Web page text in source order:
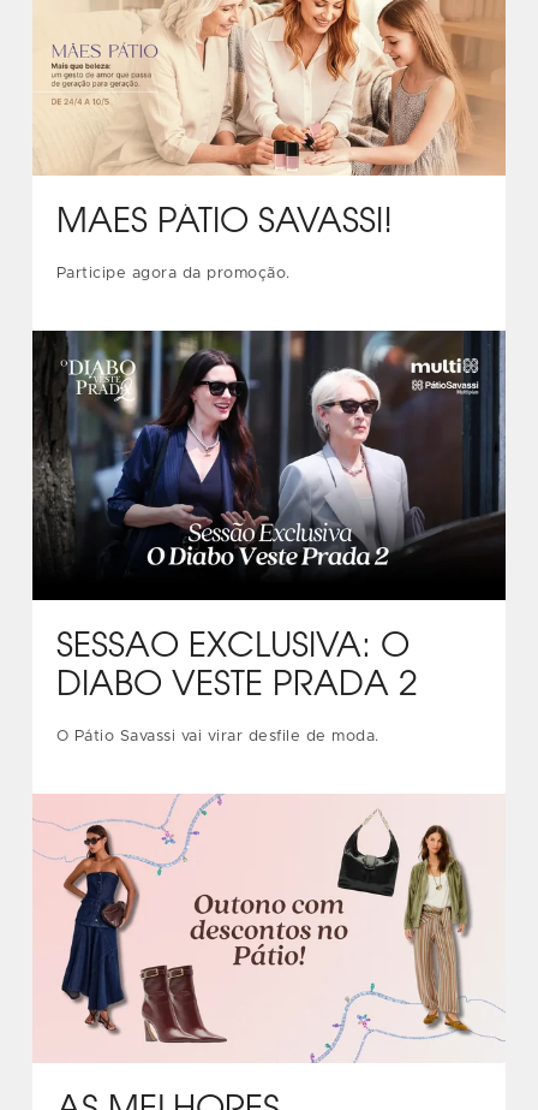
MÃES PÁTIO SAVASSI!
Participe agora da promoção.
SESSÃO EXCLUSIVA: O
DIABO VESTE PRADA 2
O Pátio Savassi vai virar desfile de moda.